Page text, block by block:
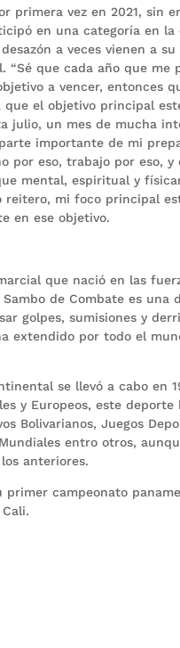
primera vez en 2021, sin
en una categoría en
a veces vienen a
que cada año que
a vencer, entonces
el objetivo principal
julio, un mes de mucha
importante de mi
por eso, trabajo por eso,
mental, espiritual y
reitero, mi foco principal
en ese objetivo.
que nació en las
de Combate es una
golpes, sumisiones y
extendido por todo el
se llevó a cabo en
y Europeos, este
Bolivarianos, Juegos
entro otros,
anteriores.
primer campeonato